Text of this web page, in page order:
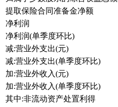
提取保险合同准备金净额
净利润
净利润(单季度环比)
减:营业外支出(元)
减:营业外支出(单季度环比)
加:营业外收入(元)
加:营业外收入(单季度环比)
其中:非流动资产处置利得